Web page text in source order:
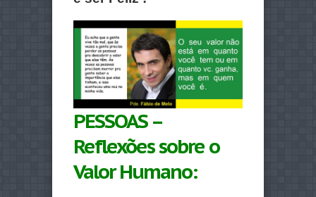
PESSOAS –
Reflexões sobre o
Valor Humano: